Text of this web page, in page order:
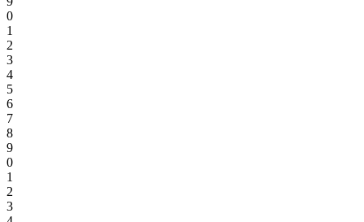
0
1
2
3
4
5
6
7
8
9
0
1
2
3